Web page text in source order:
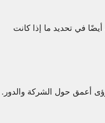
أيضًا في تحديد ما إذا كانت
أعمق حول الشركة والدور.